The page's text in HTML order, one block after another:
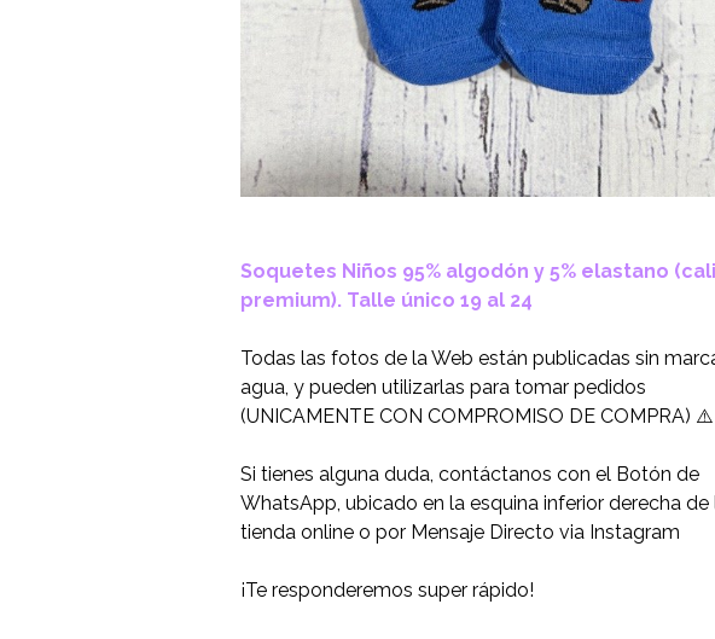
Soquetes Niños 95% algodón y 5% elastano
premium). Talle único 19 al 24
Todas las fotos de la Web están publicadas sin
agua, y pueden utilizarlas para tomar pedidos
(UNICAMENTE CON COMPROMISO DE COMPRA) ⚠️
Si tienes alguna duda, contáctanos con el Botón de
WhatsApp, ubicado en la esquina inferior derecha de
tienda online o por Mensaje Directo via Instagram
¡Te responderemos super rápido!